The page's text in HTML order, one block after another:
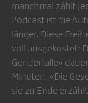
manchmal zählt
Podcast ist die
länger. Diese
voll ausgekostet:
Genderfalle»
Minuten. «Die
sie zu Ende